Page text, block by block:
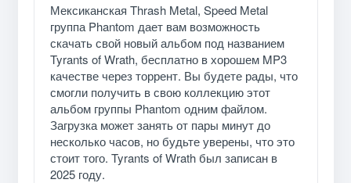
Мексиканская Thrash Metal, Speed Metal
группа Phantom дает вам возможность
скачать свой новый альбом под названием
Tyrants of Wrath, бесплатно в хорошем MP3
качестве через торрент. Вы будете рады, что
смогли получить в свою коллекцию этот
альбом группы Phantom одним файлом.
Загрузка может занять от пары минут до
несколько часов, но будьте уверены, что это
стоит того. Tyrants of Wrath был записан в
2025 году.